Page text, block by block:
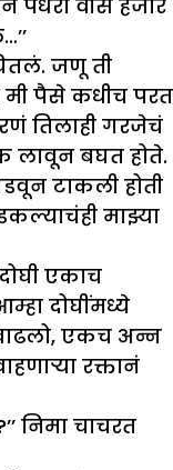
पंधरा वीस हजार
जणू ती
मी पैसे कधीच परत
तिलाही गरजेचं
लावून बघत होते.
टाकली होती
माझ्या
एकाच
दोघींमध्ये
एकच अन्न
रक्तानं
निमा चाचरत